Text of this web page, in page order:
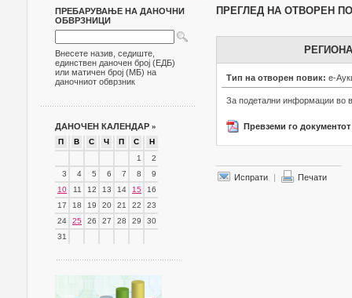
ПРЕБАРУВАЊЕ НА ДАНОЧНИ
ОБВРЗНИЦИ
Внесете назив, седиште,
единствен даночен број (ЕДБ)
или матичен број (МБ) на
даночниот обврзник
ДАНОЧЕН КАЛЕНДАР »
П В С Ч П С
Н
1
2
3
4 5 6 7 8
9
10
11 12 13 14 15
16
17
18 19 20 21 22
23
24
25 26 27 28 29
30
31
ПРЕГЛЕД НА ОТВОРЕН
Тип на отворен повик: е-
За подетални информации во
Превземи го документот
Испрати | Печати